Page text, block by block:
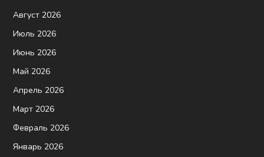
Август 2026
Июль 2026
Июнь 2026
Май 2026
Апрель 2026
Март 2026
Февраль 2026
Январь 2026